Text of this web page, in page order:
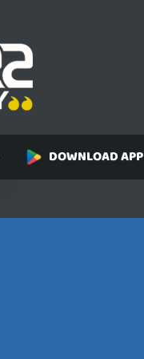
DOWNLOAD APP